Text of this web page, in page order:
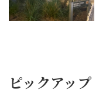
ピックアップ